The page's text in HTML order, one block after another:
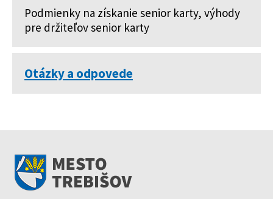
Podmienky na získanie senior karty, výhody
pre držiteľov senior karty
Otázky a odpovede